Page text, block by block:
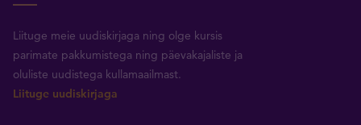
Liituge meie uudiskirjaga ning olge kursis
parimate pakkumistega ning päevakajaliste ja
oluliste uudistega kullamaailmast.
Liituge uudiskirjaga